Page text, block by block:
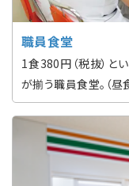
職員食堂
1食380円（税抜）と
が揃う職員食堂。（昼